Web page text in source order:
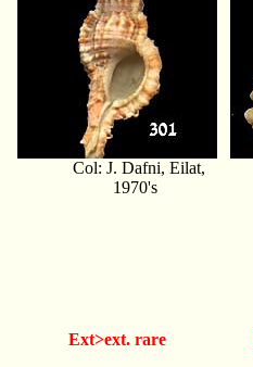
Col: J. Dafni, Eilat,
1970's
Ext>ext. rare